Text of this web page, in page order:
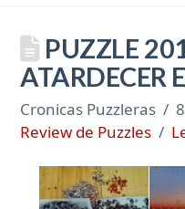
PUZZLE
ATARDECER
Cronicas Puzzleras
Review de Puzzles